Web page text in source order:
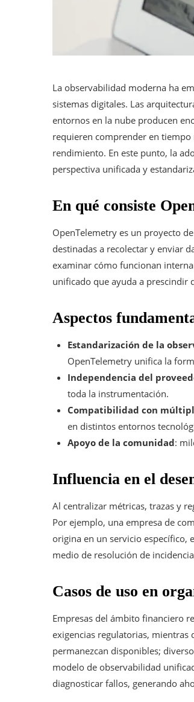
La observabilidad moderna ha
sistemas digitales. Las
entornos en la nube producen
requieren comprender en tiempo
rendimiento. En este punto, la
perspectiva unificada y
En qué consiste
OpenTelemetry es un proyecto
destinadas a recolectar y enviar
examinar cómo funcionan
unificado que ayuda a prescindir
Aspectos
Estandarización de la
OpenTelemetry unifica la
Independencia del
toda la instrumentación.
Compatibilidad con
en distintos entornos
Apoyo de la comunidad:
Influencia en el
Al centralizar métricas, trazas y
Por ejemplo, una empresa de
origina en un servicio específico,
medio de resolución de
Casos de uso en
Empresas del ámbito financiero
exigencias regulatorias, mientras
permanezcan disponibles;
modelo de observabilidad
diagnosticar fallos, generando